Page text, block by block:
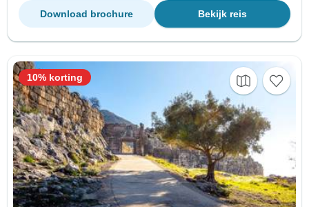
Bekijk reis
Download brochure
10% korting